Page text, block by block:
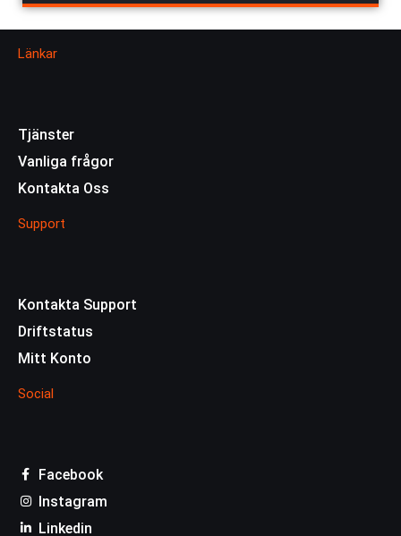
Länkar
Tjänster
Vanliga frågor
Kontakta Oss
Support
Kontakta Support
Driftstatus
Mitt Konto
Social
Facebook
Instagram
Linkedin